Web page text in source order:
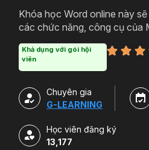
Khóa học Word online này
các chức năng, công cụ của
nghiệp, văn bản hành chính,
Khả dụng với gói hội
viên
Chuyên gia
G-LEARNING
Học viên đăng ký
13,177